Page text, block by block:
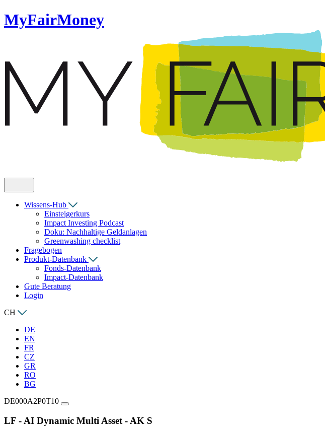
MyFairMoney
Wissens-Hub
Einsteigerkurs
Impact Investing Podcast
Doku: Nachhaltige Geldanlagen
Greenwashing checklist
Fragebogen
Produkt-Datenbank
Fonds-Datenbank
Impact-Datenbank
Gute Beratung
Login
CH
DE
EN
FR
CZ
GR
RO
BG
DE000A2P0T10
LF - AI Dynamic Multi Asset - AK S